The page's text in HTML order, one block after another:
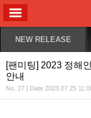
NEW RELEASE
[팬미팅] 2023 정해
안내
No. 27 | Date 2023.07.25